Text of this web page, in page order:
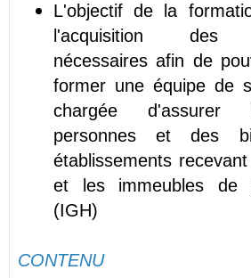
L'objectif de la
l'acquisition des
nécessaires afin de
former une équipe de
chargée d'assurer
personnes et des
établissements
et les immeubles de
(IGH)
CONTENU